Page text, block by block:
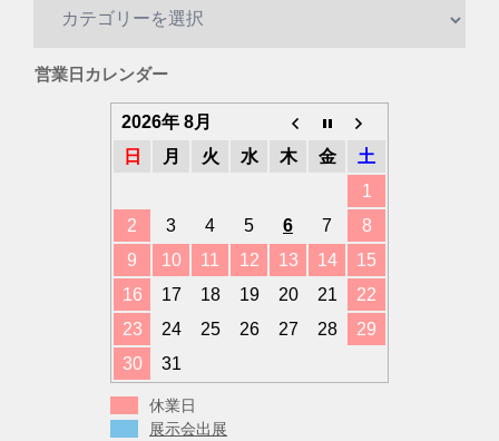
リ
営業日カレンダー
2026年 8月
日
月 火 水 木 金
土
1
2
3 4 5 6 7
8
9
10 11 12 13 14
15
16
17 18 19 20 21
22
23
24 25 26 27 28
29
30
31
休業日
展示会出展